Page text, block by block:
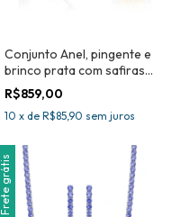
Conjunto Anel, pingente e
brinco prata com safiras
amarelas
R$859,00
10 x de R$85,90 sem juros
Frete grátis